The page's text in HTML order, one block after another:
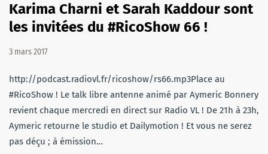
Karima Charni et Sarah Kaddour sont
les invitées du #RicoShow 66 !
3 mars 2017
http://podcast.radiovl.fr/ricoshow/rs66.mp3Place au
#RicoShow ! Le talk libre antenne animé par Aymeric Bonnery
revient chaque mercredi en direct sur Radio VL ! De 21h à 23h,
Aymeric retourne le studio et Dailymotion ! Et vous ne serez
pas déçu ; à émission…